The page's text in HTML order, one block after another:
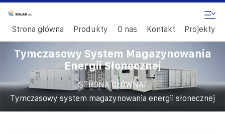
Strona główna Produkty O nas Kontakt Projekty
Tymczasowy System Magazynowania
Energii Słonecznej
STRONA GŁÓWNA/
Tymczasowy system magazynowania energii słonecznej